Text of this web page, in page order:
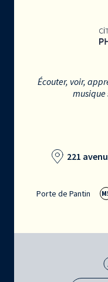
Écouter, voir,
musique
221
Porte de Pantin